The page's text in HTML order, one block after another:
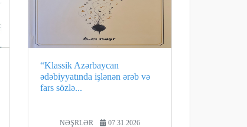
“Klassik Azərbaycan
ədəbiyyatında işlənən ərəb və
fars sözlə...
NƏŞRLƏR 07.31.2026